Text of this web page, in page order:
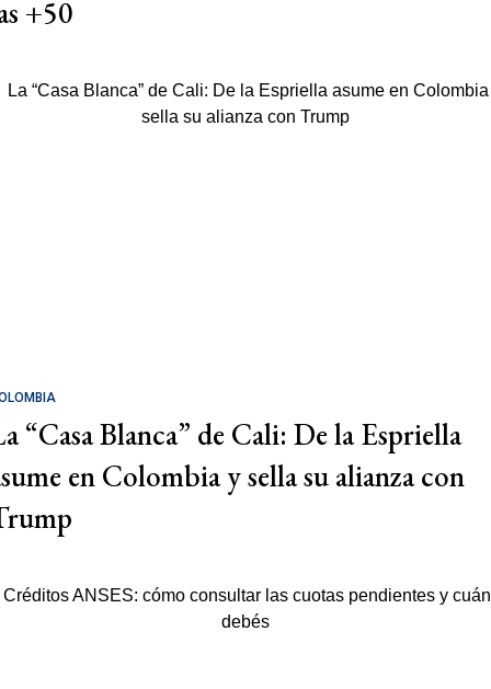
+50
“Casa Blanca” de Cali: De la Espriella
en Colombia y sella su alianza con